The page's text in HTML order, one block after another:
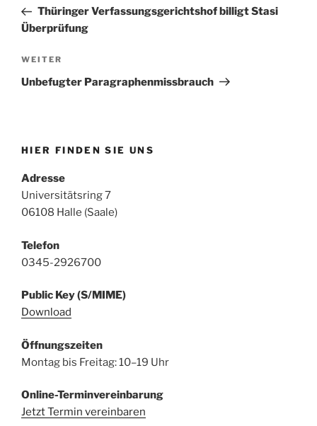
Beitrag
Thüringer Verfassungsgerichtshof billigt Stasi
Überprüfung
Nächster
Beitrag
WEITER
Unbefugter Paragraphenmissbrauch
HIER FINDEN SIE UNS
Adresse
Universitätsring 7
06108 Halle (Saale)
Telefon
0345-2926700
Public Key (S/MIME)
Download
Öffnungszeiten
Montag bis Freitag: 10–19 Uhr
Online-Terminvereinbarung
Jetzt Termin vereinbaren